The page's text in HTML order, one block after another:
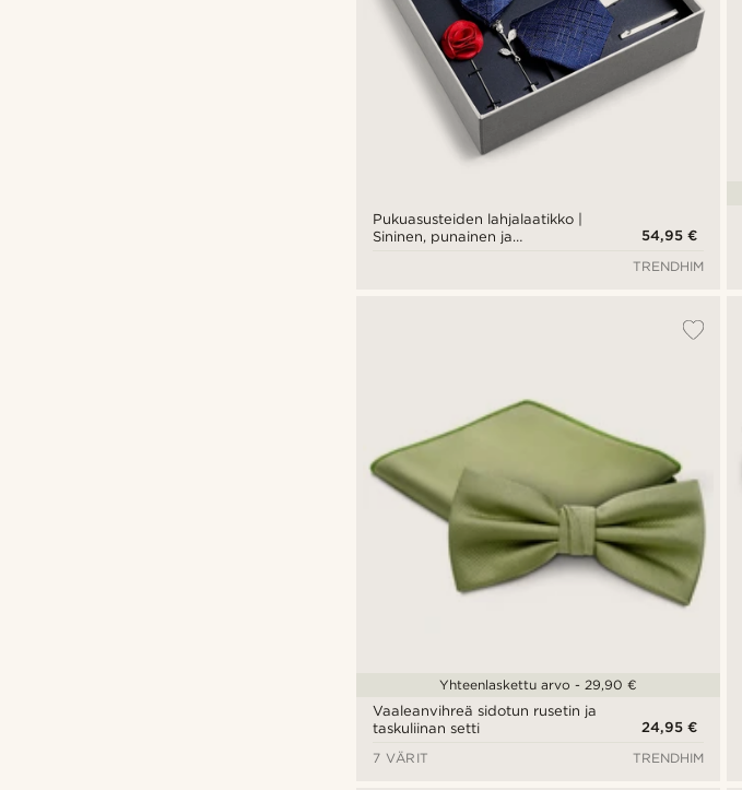
Pukuasusteiden lahjalaatikko |
Sininen, punainen ja
54,95 €
TRENDHIM
Vaaleanvihreä sidotun rusetin ja
taskuliinan setti
24,95 €
Yhteenlaskettu arvo - 29,90 €
7 VÄRIT TRENDHIM